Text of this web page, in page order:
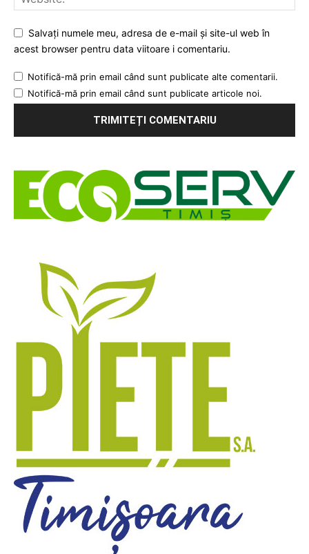
Salvați numele meu, adresa de e-mail și site-ul web în
acest browser pentru data viitoare i comentariu.
Notifică-mă prin email când sunt publicate alte comentarii.
Notifică-mă prin email când sunt publicate articole noi.